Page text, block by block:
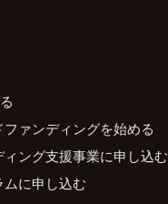
ァンディングを始める
ング支援事業に申し込む
に申し込む